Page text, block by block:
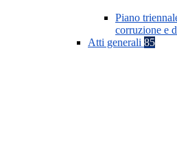
Piano
corruzione e
Atti generali 85